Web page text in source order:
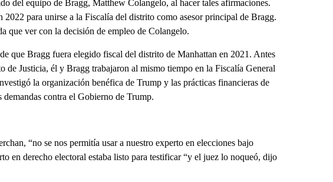
del equipo de Bragg, Matthew Colangelo, al hacer tales afirmaciones.
para unirse a la Fiscalía del distrito como asesor principal de Bragg.
que ver con la decisión de empleo de Colangelo.
que Bragg fuera elegido fiscal del distrito de Manhattan en 2021. Antes
de Justicia, él y Bragg trabajaron al mismo tiempo en la Fiscalía General
la organización benéfica de Trump y las prácticas financieras de
contra el Gobierno de Trump.
“no se nos permitía usar a nuestro experto en elecciones bajo
en derecho electoral estaba listo para testificar “y el juez lo noqueó, dijo